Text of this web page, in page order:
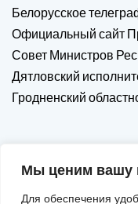
Мы ценим вашу
Для обеспечения
Белорусское
Официальный сайт
Совет Министров
Дятловский
Гродненский